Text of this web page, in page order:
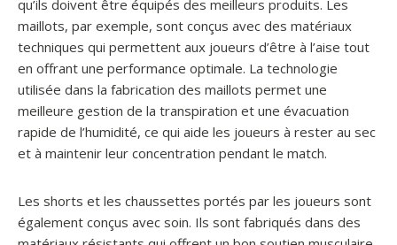
qu’ils doivent être équipés des meilleurs produits. Les
maillots, par exemple, sont conçus avec des matériaux
techniques qui permettent aux joueurs d’être à l’aise tout
en offrant une performance optimale. La technologie
utilisée dans la fabrication des maillots permet une
meilleure gestion de la transpiration et une évacuation
rapide de l’humidité, ce qui aide les joueurs à rester au sec
et à maintenir leur concentration pendant le match.
Les shorts et les chaussettes portés par les joueurs sont
également conçus avec soin. Ils sont fabriqués dans des